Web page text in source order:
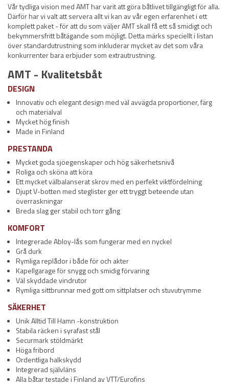
Vår tydliga vision med AMT har varit att göra båtlivet tillgängligt för alla.
Därför har vi valt att servera allt vi kan av vår egen erfarenhet i ett
komplett paket - för att du som väljer AMT skall få ett så smidigt och
bekymmersfritt båtägande som möjligt. Detta märks speciellt i listan
över standardutrustning som inkluderar mycket av det som våra
konkurrenter bara erbjuder som extrautrustning.
AMT - Kvalitetsbåt
DESIGN
Innovativ och elegant design med väl avvägda proportioner, färg
och materialval
Mycket hög finish
Made in Finland
PRESTANDA
Mycket goda sjöegenskaper och hög säkerhetsnivå
Roliga och sköna att köra
Ett mycket välbalanserat skrov med en perfekt viktfördelning
Djupt V-botten med steglister ger ett tryggt beteende utan
överraskningar
Breda slag ger stabil och torr gång
KOMFORT
Integrerade Abloy-lås som fungerar med en nyckel
Grå durk
Rymliga replådor i både för och akter
Kapellgarage för snygg och smidig förvaring
Väl skyddade vindrutor
Rymliga sittbrunnar med gott om sittplatser och stuvutrymme
SÄKERHET
Unik Alltid Till Hamn -konstruktion
Stabila räcken i syrafast stål
Securmark stöldmärkt
Höga fribord
Ordentliga halkskydd
Integrerad självläns
Alla båtar testade i Finland av VTT/Eurofins